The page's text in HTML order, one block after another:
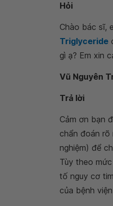
Hỏi
Chào bác sĩ,
Triglyceride
gì ạ? Em xin
Vũ Nguyên
Trả lời
Cảm ơn bạn
chẩn đoán rõ
nghiệm) để
Tùy theo
tố nguy cơ
của bệnh